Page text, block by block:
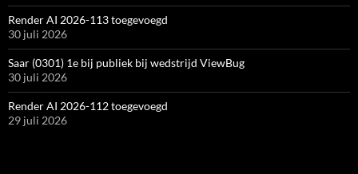
Render AI 2026-113 toegevoegd
30 juli 2026
Saar (0301) 1e bij publiek bij wedstrijd ViewBug
30 juli 2026
Render AI 2026-112 toegevoegd
29 juli 2026